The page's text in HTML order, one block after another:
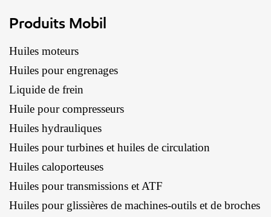
Produits Mobil
Huiles moteurs
Huiles pour engrenages
Liquide de frein
Huile pour compresseurs
Huiles hydrauliques
Huiles pour turbines et huiles de circulation
Huiles caloporteuses
Huiles pour transmissions et ATF
Huiles pour glissières de machines-outils et de broches